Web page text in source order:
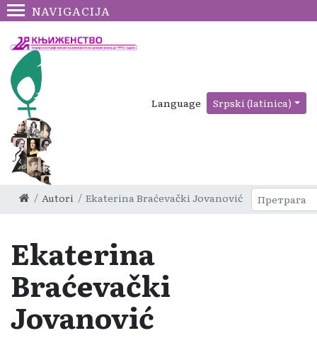
NAVIGACIJA
Language Srpski (latinica)
Autori Ekaterina Braćevački Jovanović
Ekaterina
Braćevački
Jovanović